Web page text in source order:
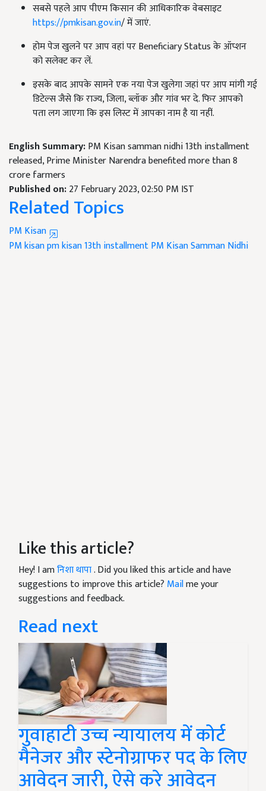
सबसे पहले आप पीएम किसान की आधिकारिक वेबसाइट
https://pmkisan.gov.in/ में जाएं.
होम पेज खुलने पर आप वहां पर Beneficiary Status के ऑप्शन
को सलेक्ट कर लें.
इसके बाद आपके सामने एक नया पेज खुलेगा जहां पर आप मांगी गई
डिटेल्स जैसे कि राज्य, जिला, ब्लॉक और गांव भर दे. फिर आपको
पता लग जाएगा कि इस लिस्ट में आपका नाम है या नहीं.
English Summary:PM Kisan samman nidhi 13th installment
released, Prime Minister Narendra benefited more than 8
crore farmers
Published on:27 February 2023, 02:50 PM IST
Related Topics
PM Kisan
PM kisanpm kisan 13th installmentPM Kisan Samman Nidhi
Like this article?
Hey! I amनिशा थापा. Did you liked this article and have
suggestions to improve this article? Mailme your
suggestions and feedback.
Read next
गुवाहाटी उच्च न्यायालय में कोर्ट
मैनेजर और स्टेनोग्राफर पद के लिए
आवेदन जारी, ऐसे करे आवेदन